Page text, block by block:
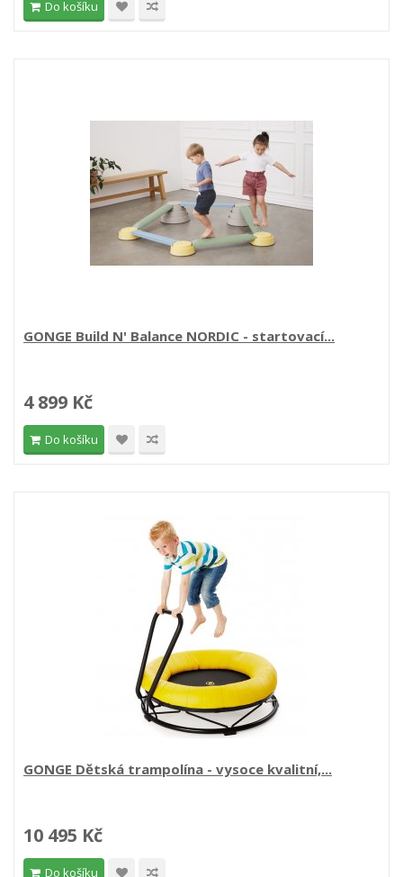
Do košíku
GONGE Build N' Balance NORDIC - startovací...
4 899 Kč
Do košíku
GONGE Dětská trampolína - vysoce kvalitní,...
10 495 Kč
Do košíku